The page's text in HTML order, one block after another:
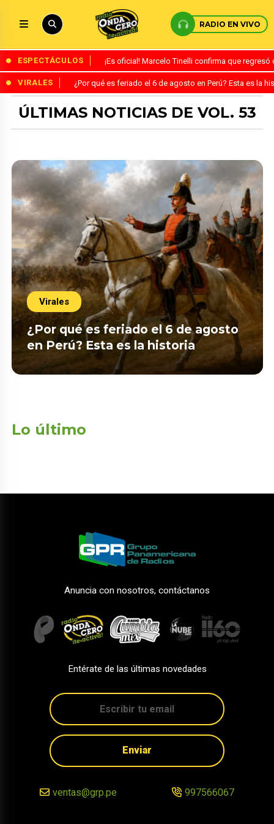
RADIO EN VIVO
ESPECTÁCULOS ¡Es oficial! Marcelo Tinelli confirma que
VIRALES ¿Por qué es feriado el 6 de agosto en Perú? Esta es la
ÚLTIMAS NOTICIAS DE VOL. 53
Virales
¿Por qué es feriado el 6 de agosto
en Perú? Esta es la historia
Lo último
Anuncia con nosotros, contáctanos
Entérate de las últimas novedades
Enviar
ventas@grp.pe 997566067